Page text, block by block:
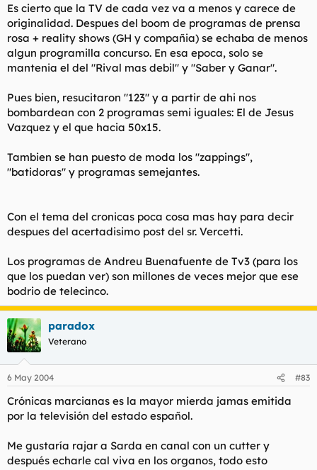
Es cierto que la TV de cada vez va a menos y carece de
originalidad. Despues del boom de programas de prensa
rosa + reality shows (GH y compañia) se echaba de menos
algun programilla concurso. En esa epoca, solo se
mantenia el del "Rival mas debil" y "Saber y Ganar".
Pues bien, resucitaron "123" y a partir de ahi nos
bombardean con 2 programas semi iguales: El de Jesus
Vazquez y el que hacia 50x15.
Tambien se han puesto de moda los "zappings",
"batidoras" y programas semejantes.
Con el tema del cronicas poca cosa mas hay para decir
despues del acertadisimo post del sr. Vercetti.
Los programas de Andreu Buenafuente de Tv3 (para los
que los puedan ver) son millones de veces mejor que ese
bodrio de telecinco.
paradox
Veterano
6 May 2004 #83
Crónicas marcianas es la mayor mierda jamas emitida
por la televisión del estado español.
Me gustaría rajar a Sarda en canal con un cutter y
después echarle cal viva en los organos, todo esto